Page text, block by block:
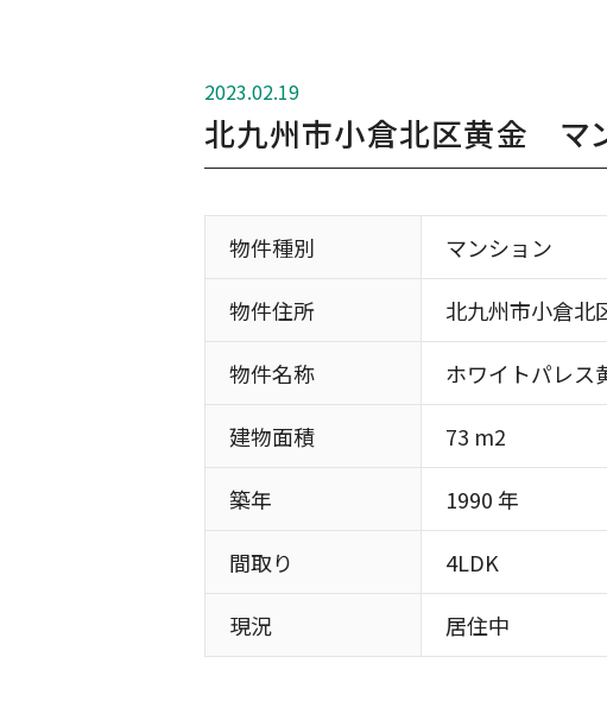
2023.02.19
北九州市小倉北区黄金 マン
物件種別 マンション
物件住所 北九州市小倉北
物件名称 ホワイトパレス
建物面積 73 m2
築年 1990 年
間取り 4LDK
現況 居住中